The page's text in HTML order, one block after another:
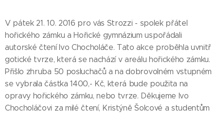
V pátek 21. 10. 2016 pro vás Strozzi - spolek přátel
hořického zámku a Hořické gymnázium uspořádali
autorské čtení Ivo Chocholáče. Tato akce proběhla uvnitř
gotické tvrze, která se nachází v areálu hořického zámku.
Přišlo zhruba 50 posluchačů a na dobrovolném vstupném
se vybrala částka 1400,- Kč, která bude použita na
opravy hořického zámku, nebo tvrze. Děkujeme Ivo
Chocholáčovi za milé čtení, Kristýně Šolcové a studentům